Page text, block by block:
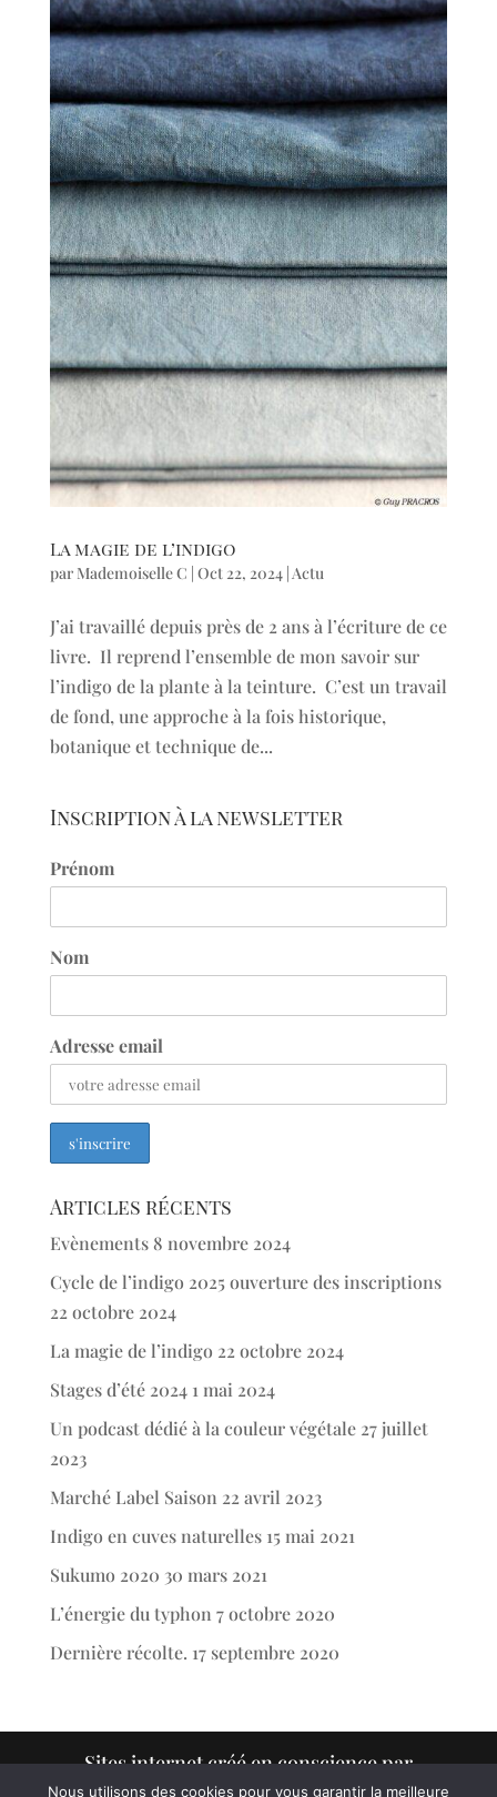
La magie de l’indigo
par Mademoiselle C | Oct 22, 2024| Actu
J’ai travaillé depuis près de 2 ans à l’écriture de ce
livre. Il reprend l’ensemble de mon savoir sur
l’indigo de la plante à la teinture. C’est un travail
de fond, une approche à la fois historique,
botanique et technique de...
Inscription à la newsletter
Prénom
Nom
Adresse email
Articles récents
Evènements 8 novembre 2024
Cycle de l’indigo 2025 ouverture des inscriptions
22 octobre 2024
La magie de l’indigo 22 octobre 2024
Stages d’été 2024 1 mai 2024
Un podcast dédié à la couleur végétale 27 juillet
2023
Marché Label Saison 22 avril 2023
Indigo en cuves naturelles 15 mai 2021
Sukumo 2020 30 mars 2021
L’énergie du typhon 7 octobre 2020
Dernière récolte. 17 septembre 2020
Sites internet créé en conscience par
Nous utilisons des cookies pour vous garantir la meilleure